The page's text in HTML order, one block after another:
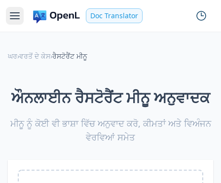
Doc Translator
ਘਰ›ਵਰਤੋਂ ਦੇ ਕੇਸ›ਰੈਸਟੋਰੈਂਟ ਮੀਨੂ
ਔਨਲਾਈਨ ਰੈਸਟੋਰੈਂਟ ਮੀਨੂ ਅਨੁਵਾਦਕ
ਮੀਨੂ ਨੂੰ ਕੋਈ ਵੀ ਭਾਸ਼ਾ ਵਿੱਚ ਅਨੁਵਾਦ ਕਰੋ, ਕੀਮਤਾਂ ਅਤੇ ਵਿਅੰਜਨ
ਵੇਰਵਿਆਂ ਸਮੇਤ